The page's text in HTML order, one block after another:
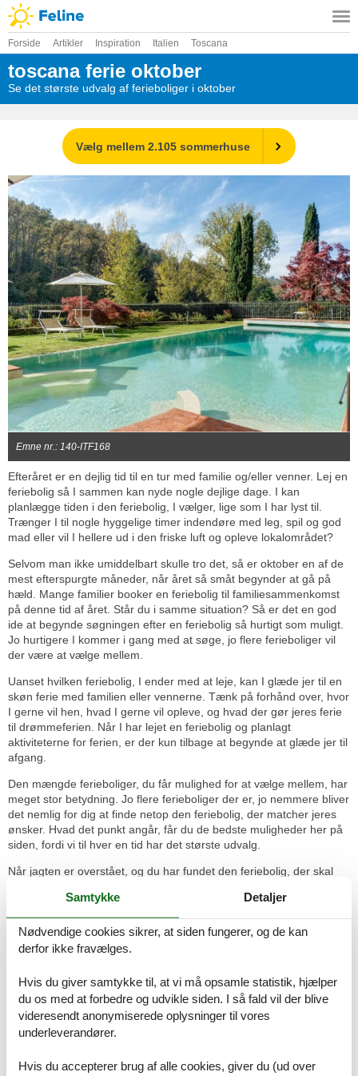
Forside Artikler Inspiration Italien Toscana
toscana ferie oktober
Se det største udvalg af ferieboliger i oktober
Vælg mellem 2.105 sommerhuse
Emne nr.: 140-ITF168
Efteråret er en dejlig tid til en tur med familie og/eller venner. Lej en
feriebolig så I sammen kan nyde nogle dejlige dage. I kan
planlægge tiden i den feriebolig, I vælger, lige som I har lyst til.
Trænger I til nogle hyggelige timer indendøre med leg, spil og god
mad eller vil I hellere ud i den friske luft og opleve lokalområdet?
Selvom man ikke umiddelbart skulle tro det, så er oktober en af de
mest efterspurgte måneder, når året så småt begynder at gå på
hæld. Mange familier booker en feriebolig til familiesammenkomst
på denne tid af året. Står du i samme situation? Så er det en god
ide at begynde søgningen efter en feriebolig så hurtigt som muligt.
Jo hurtigere I kommer i gang med at søge, jo flere ferieboliger vil
der være at vælge mellem.
Uanset hvilken feriebolig, I ender med at leje, kan I glæde jer til en
skøn ferie med familien eller vennerne. Tænk på forhånd over, hvor
I gerne vil hen, hvad I gerne vil opleve, og hvad der gør jeres ferie
til drømmeferien. Når I har lejet en feriebolig og planlagt
aktiviteterne for ferien, er der kun tilbage at begynde at glæde jer til
afgang.
Den mængde ferieboliger, du får mulighed for at vælge mellem, har
meget stor betydning. Jo flere ferieboliger der er, jo nemmere bliver
det nemlig for dig at finde netop den feriebolig, der matcher jeres
ønsker. Hvad det punkt angår, får du de bedste muligheder her på
siden, fordi vi til hver en tid har det største udvalg.
Når jagten er overstået, og du har fundet den feriebolig, der skal
Det klares på et øjeblik over nettet - nemt og enkelt.
Ferieoplevelserne venter - se hvad I
bl.a. kan opleve:
Ved Det Liguriske Hav ligger kvarteret Lido di Camaiore, der takket
være sin placering tæt på kysten, råder over en fire kilometer lang
sandstrand - det perfekte sted til afslappende badeferie.
Hvis man gerne vil op i de lidt højere luftlag, kan man besøge
på parkour-baner i forskellige sværhedsgrader.
Samtykke Detaljer
Nødvendige cookies sikrer, at siden fungerer, og de kan
derfor ikke fravælges.
Hvis du giver samtykke til, at vi må opsamle statistik, hjælper
du os med at forbedre og udvikle siden. I så fald vil der blive
videresendt anonymiserede oplysninger til vores
underleverandører.
Hvis du accepterer brug af alle cookies, giver du (ud over